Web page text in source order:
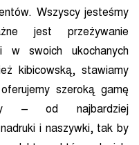
Wszyscy jesteśmy
jest przeżywanie
w swoich ukochanych
kibicowską, stawiamy
szeroką gamę
– od najbardziej
i naszywki, tak by